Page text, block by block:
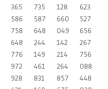
365 735 128
623
586 587 660
527
758 648 049
656
648 244 142
267
776 149 214
756
972 461 264
088
928 831 857
448